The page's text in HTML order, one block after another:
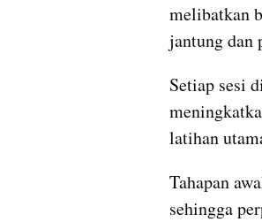
melibatkan
jantung dan
Setiap sesi
latihan
Tahapan
sehingga